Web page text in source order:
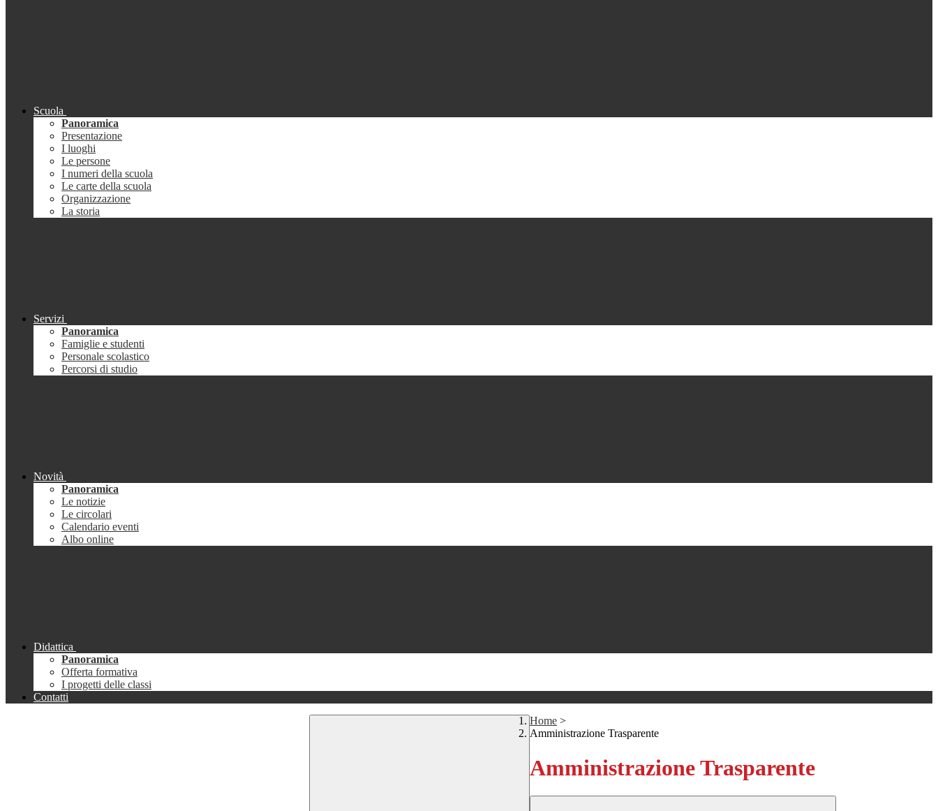
Scuola
Panoramica
Presentazione
I luoghi
Le persone
I numeri della scuola
Le carte della scuola
Organizzazione
La storia
Servizi
Panoramica
Famiglie e studenti
Personale scolastico
Percorsi di studio
Novità
Panoramica
Le notizie
Le circolari
Calendario eventi
Albo online
Didattica
Panoramica
Offerta formativa
I progetti delle classi
Contatti
Home >
Amministrazione Trasparente
Amministrazione Trasparente